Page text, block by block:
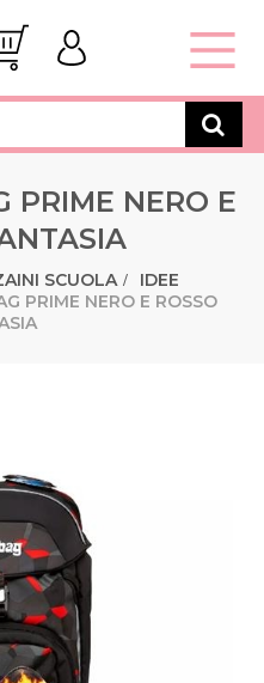
PRIME NERO E
SCUOLA
IDEE
PRIME NERO E ROSSO